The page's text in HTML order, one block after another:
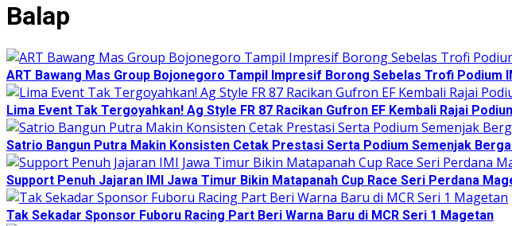
Balap
ART Bawang Mas Group Bojonegoro Tampil Impresif Borong Sebelas Trofi Podium
Lima Event Tak Tergoyahkan! Ag Style FR 87 Racikan Gufron EF Kembali Rajai
Satrio Bangun Putra Makin Konsisten Cetak Prestasi Serta Podium Semenjak
Support Penuh Jajaran IMI Jawa Timur Bikin Matapanah Cup Race Seri Perdana
Tak Sekadar Sponsor Fuboru Racing Part Beri Warna Baru di MCR Seri 1 Magetan